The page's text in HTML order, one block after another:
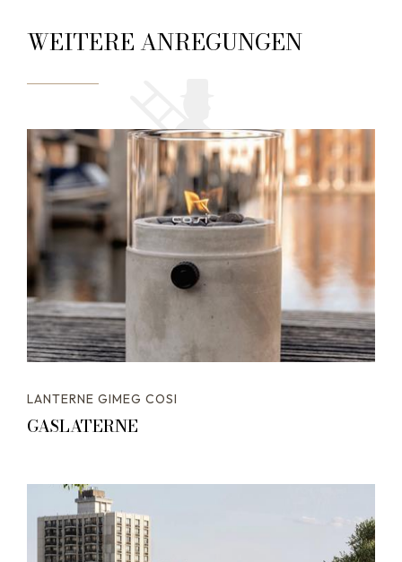
WEITERE ANREGUNGEN
LANTERNE GIMEG COSI
GASLATERNE